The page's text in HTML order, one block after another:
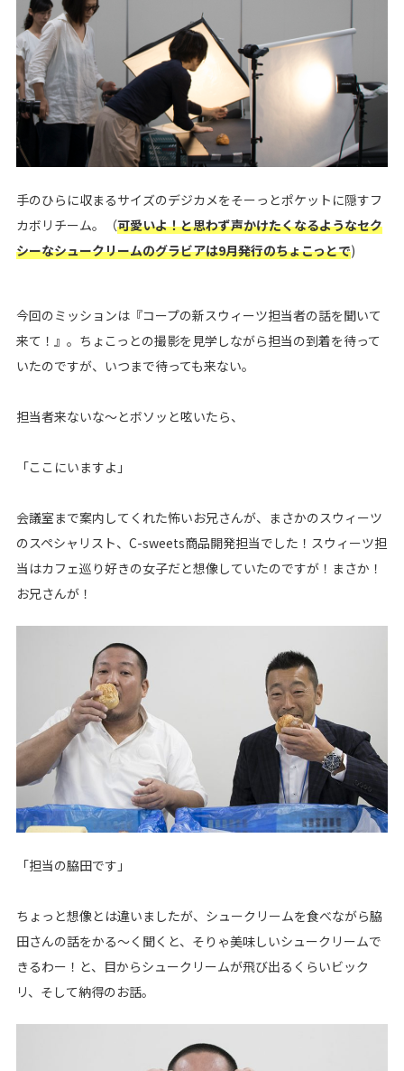
手のひらに収まるサイズのデジカメをそーっとポケットに隠すフ
カボリチーム。（可愛いよ！と思わず声かけたくなるようなセク
シーなシュークリームのグラビアは9月発行のちょこっとで)
今回のミッションは『コープの新スウィーツ担当者の話を聞いて
来て！』。ちょこっとの撮影を見学しながら担当の到着を待って
いたのですが、いつまで待っても来ない。
担当者来ないな～とボソッと呟いたら、
「ここにいますよ」
会議室まで案内してくれた怖いお兄さんが、まさかのスウィーツ
のスペシャリスト、C-sweets商品開発担当でした！スウィーツ担
当はカフェ巡り好きの女子だと想像していたのですが！まさか！
お兄さんが！
「担当の脇田です」
ちょっと想像とは違いましたが、シュークリームを食べながら脇
田さんの話をかる～く聞くと、そりゃ美味しいシュークリームで
きるわー！と、目からシュークリームが飛び出るくらいビック
リ、そして納得のお話。